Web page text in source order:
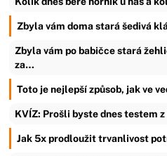
Zbyla vám doma stará šedivá
Zbyla vám po babičce stará
za…
Toto je nejlepší způsob, jak ve
KVÍZ: Prošli byste dnes testem
Jak 5x prodloužit trvanlivost